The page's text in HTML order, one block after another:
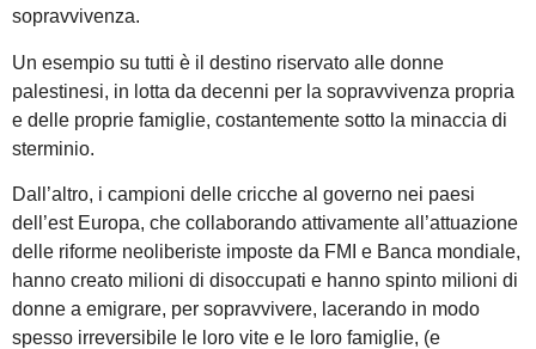
sopravvivenza.
Un esempio su tutti è il destino riservato alle donne
palestinesi, in lotta da decenni per la sopravvivenza propria
e delle proprie famiglie, costantemente sotto la minaccia di
sterminio.
Dall’altro, i campioni delle cricche al governo nei paesi
dell’est Europa, che collaborando attivamente all’attuazione
delle riforme neoliberiste imposte da FMI e Banca mondiale,
hanno creato milioni di disoccupati e hanno spinto milioni di
donne a emigrare, per sopravvivere, lacerando in modo
spesso irreversibile le loro vite e le loro famiglie, (e